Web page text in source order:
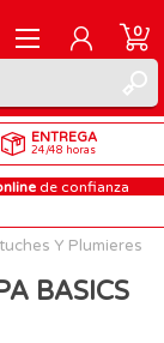
SESIÓN
0
ENTREGA
24/48 horas
de confianza
Y Plumieres
BASICS